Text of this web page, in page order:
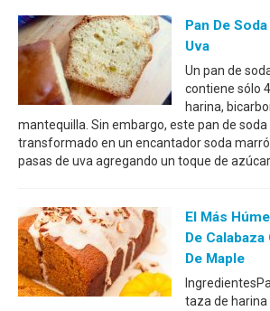
Pan De
Uva
Un pan de
contiene sólo
harina,
mantequilla. Sin embargo, este pan de
transformado en un encantador soda
pasas de uva agregando un toque de
El Más
De
De Maple
taza de harina